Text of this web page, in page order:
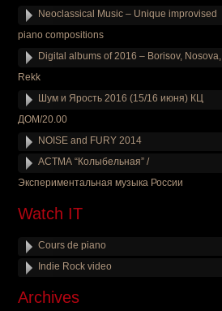
Neoclassical Music – Unique improvised
piano compositions
Digital albums of 2016 – Borisov, Nosova,
Rekk
Шум и Ярость 2016 (15/16 июня) КЦ
ДОМ/20.00
NOISE and FURY 2014
АСТМА “Колыбельная” /
Экспериментальная музыка России
Watch IT
Cours de piano
Indie Rock video
Archives